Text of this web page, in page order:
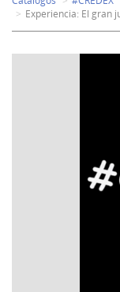
Experiencia: El gran